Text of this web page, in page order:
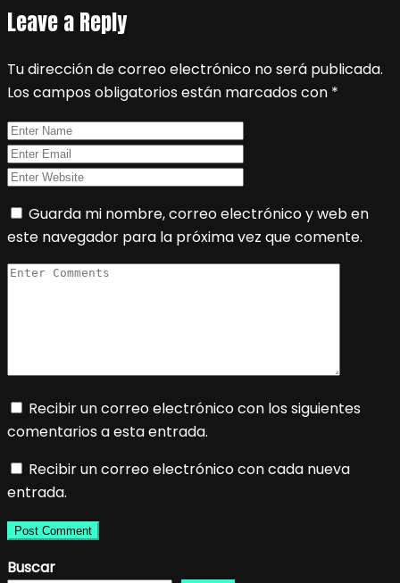
Leave a Reply
Tu dirección de correo electrónico no será publicada.
Los campos obligatorios están marcados con *
Guarda mi nombre, correo electrónico y web en
este navegador para la próxima vez que comente.
Recibir un correo electrónico con los siguientes
comentarios a esta entrada.
Recibir un correo electrónico con cada nueva
entrada.
Buscar